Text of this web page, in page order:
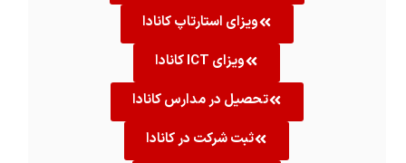
ویزای استارتاپ کانادا
ویزای ICT کانادا
تحصیل در مدارس کانادا
ثبت شرکت در کانادا